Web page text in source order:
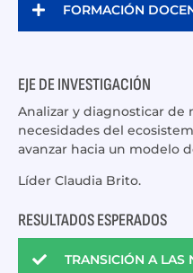
FORMACIÓN
EJE DE INVESTIGACIÓN
Analizar y diagnosticar de
necesidades del
avanzar hacia un modelo
Líder Claudia Brito.
RESULTADOS ESPERADOS
TRANSICIÓN A LAS